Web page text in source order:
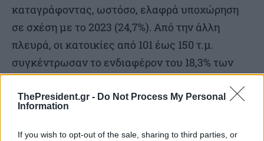
ThePresident.gr - Do Not Process My Personal
Information
If you wish to opt-out of the sale, sharing to third parties, or
καταγράφοντας, ωστόσο, ελαφρά υποχώρηση
σε σχέση με το 2023 (24,7%). Από την άλλη
πλευρά, οι κατοικίες από 101 έως 150 τ.μ.
συγκέντρωσαν το ενδιαφέρον του 18,3% των
αγοραστών, σε πανελλαδικό επίπεδο. Τα πολύ
μεγάλα ακίνητα, άνω των 151 τετραγωνικών
προτίμησης, με ποσοστό μόλις 9,5%.